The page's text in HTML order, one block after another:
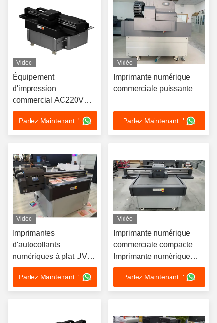
Vidéo
Équipement
d'impression
commercial AC220V
50HZ Imprimante à plat
UV numérique
puissante
Parlez Maintenant. '
Vidéo
Imprimante numérique
commerciale puissante
Parlez Maintenant. '
Vidéo
Imprimantes
d'autocollants
numériques à plat UV
AC220V
Parlez Maintenant. '
Vidéo
Imprimante numérique
commerciale compacte
Imprimante numérique
sans fil à haute résolution
Parlez Maintenant. '